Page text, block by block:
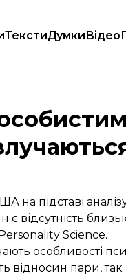
ТекстиДумкиВідео
причина, чому люди
на підставі
відсутність
Science.
особливості
відносин пари,